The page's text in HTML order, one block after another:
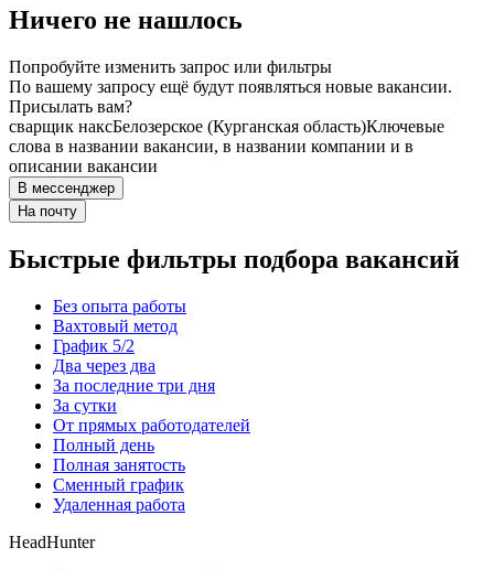
Ничего не нашлось
Попробуйте изменить запрос или фильтры
По вашему запросу ещё будут появляться новые вакансии.
Присылать вам?
сварщик наксБелозерское (Курганская область)Ключевые
слова в названии вакансии, в названии компании и в
описании вакансии
В мессенджер
На почту
Быстрые фильтры подбора вакансий
Без опыта работы
Вахтовый метод
График 5/2
Два через два
За последние три дня
За сутки
От прямых работодателей
Полный день
Полная занятость
Сменный график
Удаленная работа
HeadHunter